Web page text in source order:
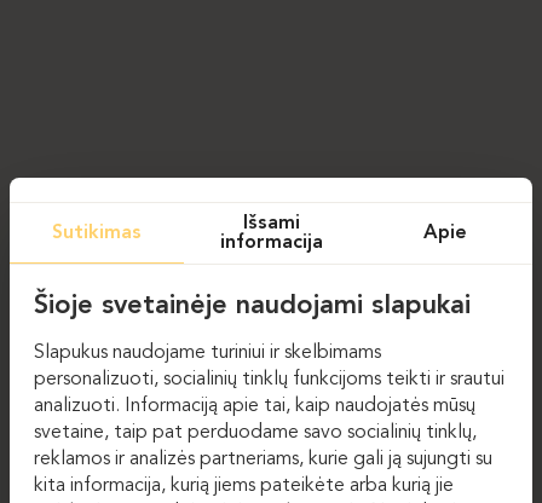
Sutikimas
Išsami
informacija
Apie
Šioje svetainėje naudojami slapukai
Slapukus naudojame turiniui ir skelbimams
personalizuoti, socialinių tinklų funkcijoms teikti ir srautui
analizuoti. Informaciją apie tai, kaip naudojatės mūsų
svetaine, taip pat perduodame savo socialinių tinklų,
reklamos ir analizės partneriams, kurie gali ją sujungti su
kita informacija, kurią jiems pateikėte arba kurią jie